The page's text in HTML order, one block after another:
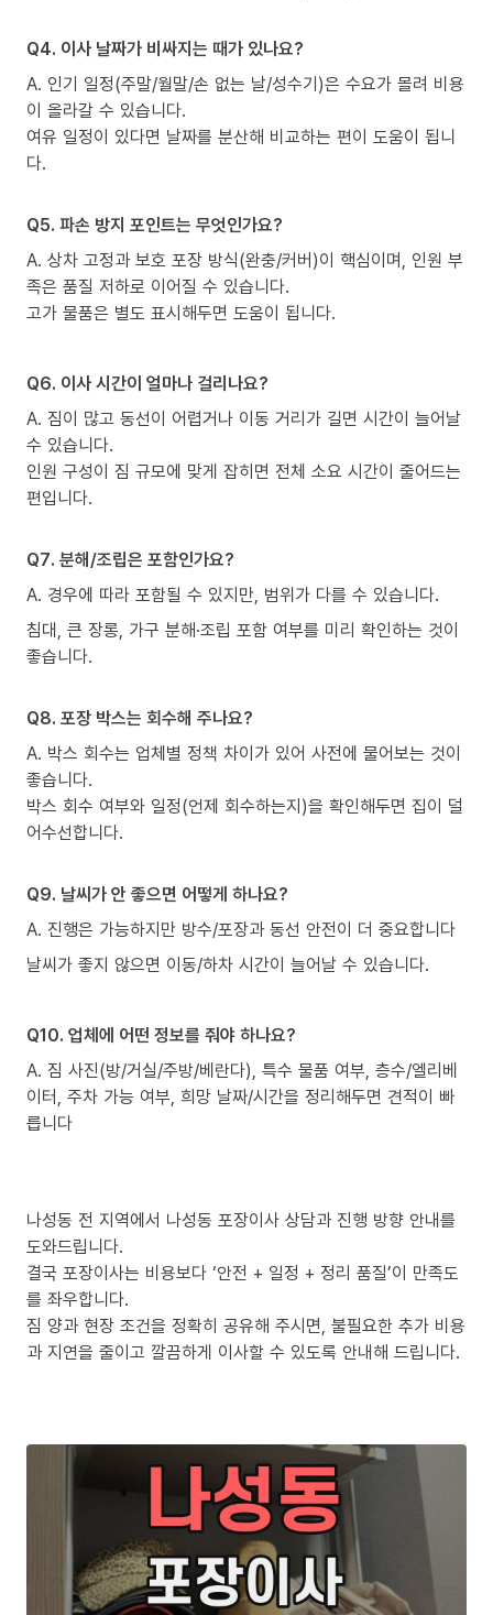
Q4. 이사 날짜가 비싸지는 때가 있나요?
A. 인기 일정(주말/월말/손 없는 날/성수기)은 수요가 몰려 비용
이 올라갈 수 있습니다.
여유 일정이 있다면 날짜를 분산해 비교하는 편이 도움이 됩니
다.
Q5. 파손 방지 포인트는 무엇인가요?
A. 상차 고정과 보호 포장 방식(완충/커버)이 핵심이며, 인원 부
족은 품질 저하로 이어질 수 있습니다.
고가 물품은 별도 표시해두면 도움이 됩니다.
Q6. 이사 시간이 얼마나 걸리나요?
A. 짐이 많고 동선이 어렵거나 이동 거리가 길면 시간이 늘어날
수 있습니다.
인원 구성이 짐 규모에 맞게 잡히면 전체 소요 시간이 줄어드는
편입니다.
Q7. 분해/조립은 포함인가요?
A. 경우에 따라 포함될 수 있지만, 범위가 다를 수 있습니다.
침대, 큰 장롱, 가구 분해·조립 포함 여부를 미리 확인하는 것이
좋습니다.
Q8. 포장 박스는 회수해 주나요?
A. 박스 회수는 업체별 정책 차이가 있어 사전에 물어보는 것이
좋습니다.
박스 회수 여부와 일정(언제 회수하는지)을 확인해두면 집이 덜
어수선합니다.
Q9. 날씨가 안 좋으면 어떻게 하나요?
A. 진행은 가능하지만 방수/포장과 동선 안전이 더 중요합니다
날씨가 좋지 않으면 이동/하차 시간이 늘어날 수 있습니다.
Q10. 업체에 어떤 정보를 줘야 하나요?
A. 짐 사진(방/거실/주방/베란다), 특수 물품 여부, 층수/엘리베
이터, 주차 가능 여부, 희망 날짜/시간을 정리해두면 견적이 빠
릅니다
나성동 전 지역에서 나성동 포장이사 상담과 진행 방향 안내를
도와드립니다.
결국 포장이사는 비용보다 ‘안전 + 일정 + 정리 품질’이 만족도
를 좌우합니다.
짐 양과 현장 조건을 정확히 공유해 주시면, 불필요한 추가 비용
과 지연을 줄이고 깔끔하게 이사할 수 있도록 안내해 드립니다.